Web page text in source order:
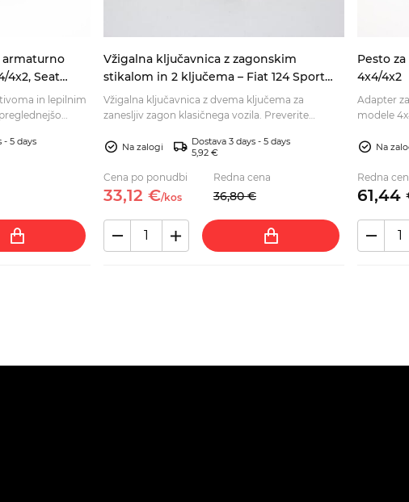
armaturno
4x2, Seat
in lepilnim
- 5 days
Vžigalna ključavnica z zagonskim
stikalom in 2 ključema – Fiat 124 Sport
Spider AS, BS, BS1, Coupe AS, BC, CC, 850
Coupe, 850 Sport Coupe, Dino
Vžigalna ključavnica z dvema ključema za
zanesljiv zagon klasičnega vozila. Preverite
Na zalogi
Dostava 3 days - 5 days
5,92 €
Cena po ponudbi
33,12 €/kos
Redna cena
36,80 €
Pesto
4x4/4x2
Adapter
modele
vozilo.
Na
Redna
61,44